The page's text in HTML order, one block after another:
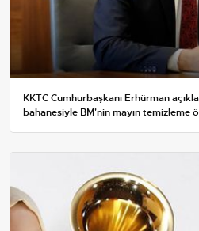
KKTC Cumhurbaşkanı Erhürman
bahanesiyle BM'nin mayın temizleme